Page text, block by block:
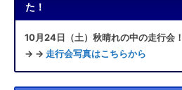
た！
10月24日（土）秋晴れの中の走行会
→ → 走行会写真はこちらから